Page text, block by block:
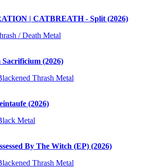
| CATBREATH - Split (2026)
/ Death Metal
(2026)
Thrash Metal
(2026)
Metal
By The Witch (EP) (2026)
Thrash Metal